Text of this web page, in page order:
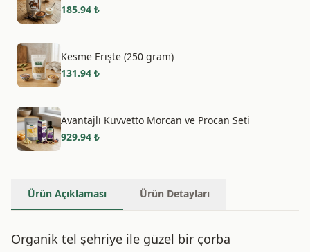
185.94 ₺
Kesme Erişte (250 gram)
131.94 ₺
Avantajlı Kuvvetto Morcan ve Procan Seti
929.94 ₺
Ürün Açıklaması Ürün Detayları
Organik tel şehriye ile güzel bir çorba